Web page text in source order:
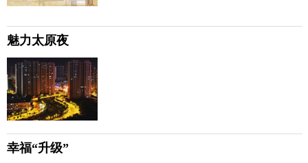
魅力太原夜
幸福“升级”